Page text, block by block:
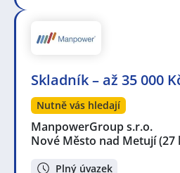
Skladník – až 35 000
Nutně vás hledají
ManpowerGroup s.r.o.
Nové Město nad Metují(27
Plný úvazek